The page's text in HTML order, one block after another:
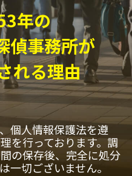
年の
偵事務所が
れる理由
個人情報保護法を遵
を行っております。調
の保存後、完全に処分
一切ございません。